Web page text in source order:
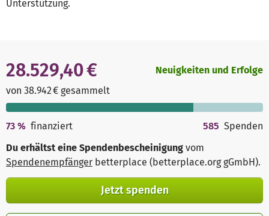
Unterstützung.
28.529,40 €
von 38.942 € gesammelt
Neuigkeiten und Erfolge
73 % finanziert 585 Spenden
Du erhältst eine Spendenbescheinigung vom
Spendenempfänger betterplace (betterplace.org gGmbH).
Jetzt spenden